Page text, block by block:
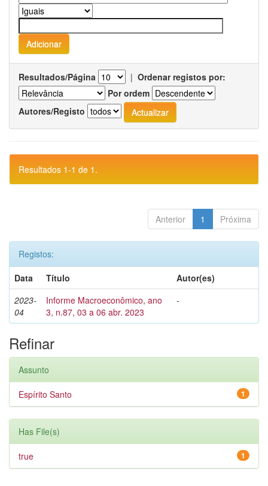
Resultados/Página | Ordenar registos por:
Por ordem
Autores/Registo
Resultados 1-1 de 1.
Anterior 1 Próxima
Registos:
Data
Título
Autor(es)
2023-
04
Informe Macroeconômico, ano
3, n.87, 03 a 06 abr. 2023
-
Refinar
Assunto
1
Espírito Santo
Has File(s)
1
true